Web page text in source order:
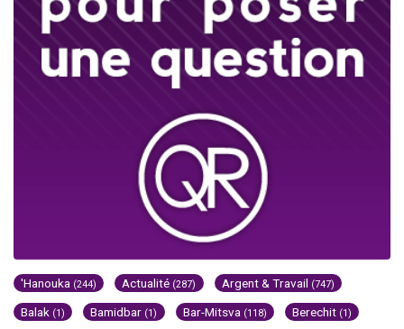
'Hanouka (244) Actualité (287) Argent & Travail (747)
Balak (1) Bamidbar (1) Bar-Mitsva (118) Berechit (1)